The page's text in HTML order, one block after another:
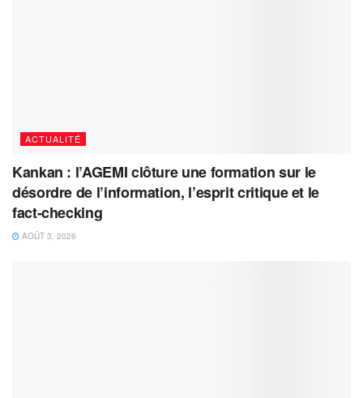
ACTUALITÉ
Kankan : l’AGEMI clôture une formation sur le
désordre de l’information, l’esprit critique et le
fact-checking
AOÛT 3, 2026